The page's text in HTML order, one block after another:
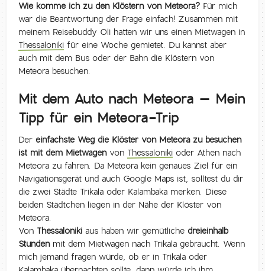
Wie komme ich zu den Klöstern von Meteora? Für mich
war die Beantwortung der Frage einfach! Zusammen mit
meinem Reisebuddy Oli hatten wir uns einen Mietwagen in
Thessaloniki für eine Woche gemietet. Du kannst aber
auch mit dem Bus oder der Bahn die Klöstern von
Meteora besuchen.
Mit dem Auto nach Meteora – Mein
Tipp für ein Meteora-Trip
Dereinfachste Weg die Klöster von Meteora zu besuchen
ist mit dem Mietwagenvon Thessaloniki oder Athen nach
Meteora zu fahren. Da Meteora kein genaues Ziel für ein
Navigationsgerät und auch Google Maps ist, solltest du dir
die zwei Städte Trikala oder Kalambaka merken. Diese
beiden Städtchen liegen in der Nähe der Klöster von
Meteora.
Von Thessaloniki aus haben wir gemütlichedreieinhalb
Stundenmit dem Mietwagen nach Trikala gebraucht. Wenn
mich jemand fragen würde, ob er in Trikala oder